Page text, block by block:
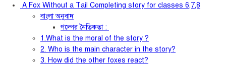
A Fox Without a Tail Completing story for classes 6,7,8
বাংলা অনুবাদ
গল্পের নৈতিকতা :
1.What is the moral of the story ?
2. Who is the main character in the story?
3. How did the other foxes react?